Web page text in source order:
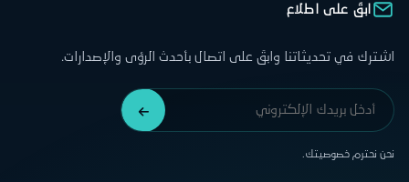
ابقَ على اطلاع
اشترك في تحديثاتنا وابقَ على اتصال بأحدث الرؤى والإصدارات.
نحن نحترم خصوصيتك.